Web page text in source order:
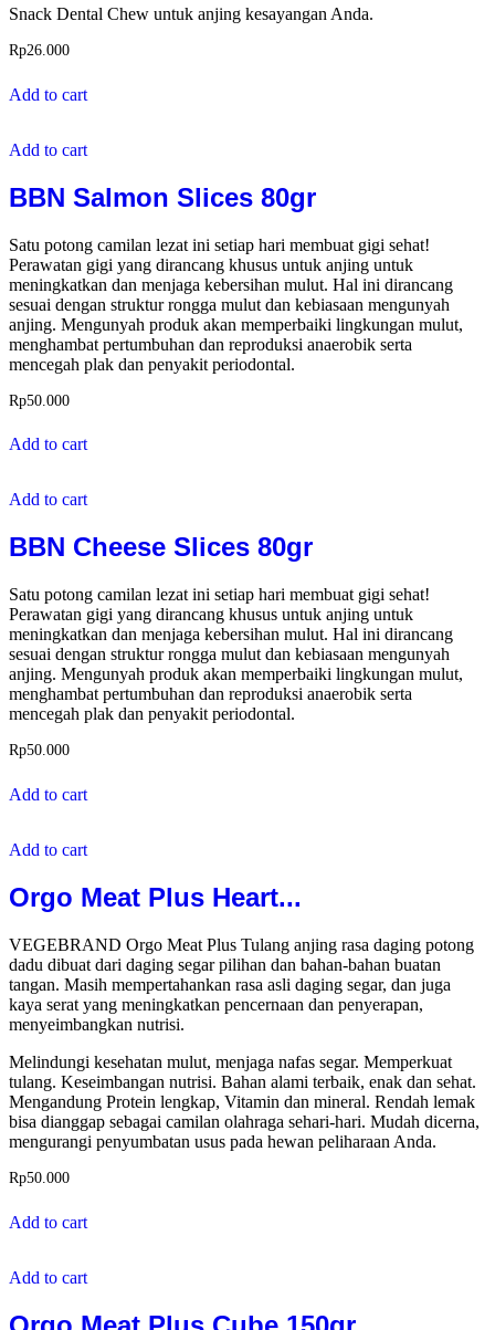
Snack Dental Chew untuk anjing kesayangan Anda.
Rp26.000
Add to cart
Add to cart
BBN Salmon Slices 80gr
Satu potong camilan lezat ini setiap hari membuat gigi sehat!
Perawatan gigi yang dirancang khusus untuk anjing untuk
meningkatkan dan menjaga kebersihan mulut. Hal ini dirancang
sesuai dengan struktur rongga mulut dan kebiasaan mengunyah
anjing. Mengunyah produk akan memperbaiki lingkungan mulut,
menghambat pertumbuhan dan reproduksi anaerobik serta
mencegah plak dan penyakit periodontal.
Rp50.000
Add to cart
Add to cart
BBN Cheese Slices 80gr
Satu potong camilan lezat ini setiap hari membuat gigi sehat!
Perawatan gigi yang dirancang khusus untuk anjing untuk
meningkatkan dan menjaga kebersihan mulut. Hal ini dirancang
sesuai dengan struktur rongga mulut dan kebiasaan mengunyah
anjing. Mengunyah produk akan memperbaiki lingkungan mulut,
menghambat pertumbuhan dan reproduksi anaerobik serta
mencegah plak dan penyakit periodontal.
Rp50.000
Add to cart
Add to cart
Orgo Meat Plus Heart...
VEGEBRAND Orgo Meat Plus Tulang anjing rasa daging potong
dadu dibuat dari daging segar pilihan dan bahan-bahan buatan
tangan. Masih mempertahankan rasa asli daging segar, dan juga
kaya serat yang meningkatkan pencernaan dan penyerapan,
menyeimbangkan nutrisi.
Melindungi kesehatan mulut, menjaga nafas segar. Memperkuat
tulang. Keseimbangan nutrisi. Bahan alami terbaik, enak dan sehat.
Mengandung Protein lengkap, Vitamin dan mineral. Rendah lemak
bisa dianggap sebagai camilan olahraga sehari-hari. Mudah dicerna,
mengurangi penyumbatan usus pada hewan peliharaan Anda.
Rp50.000
Add to cart
Add to cart